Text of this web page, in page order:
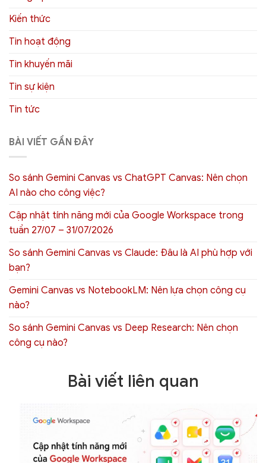
Kiến thức
Tin hoạt động
Tin khuyến mãi
Tin sự kiện
Tin tức
BÀI VIẾT GẦN ĐÂY
So sánh Gemini Canvas vs ChatGPT Canvas: Nên chọn
AI nào cho công việc?
Cập nhật tính năng mới của Google Workspace trong
tuần 27/07 – 31/07/2026
So sánh Gemini Canvas vs Claude: Đâu là AI phù hợp với
bạn?
Gemini Canvas vs NotebookLM: Nên lựa chọn công cụ
nào?
So sánh Gemini Canvas vs Deep Research: Nên chọn
công cụ nào?
Bài viết liên quan